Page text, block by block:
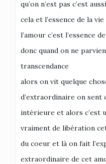
qu’on n’est pas c’est
cela et l’essence de la vie
l’amour c’est l’essence
donc quand on ne
transcendance
alors on vit quelque
d’extraordinaire on
intérieure et alors c’est
vraiment de libération
du coeur et là on fait
extraordinaire de cet